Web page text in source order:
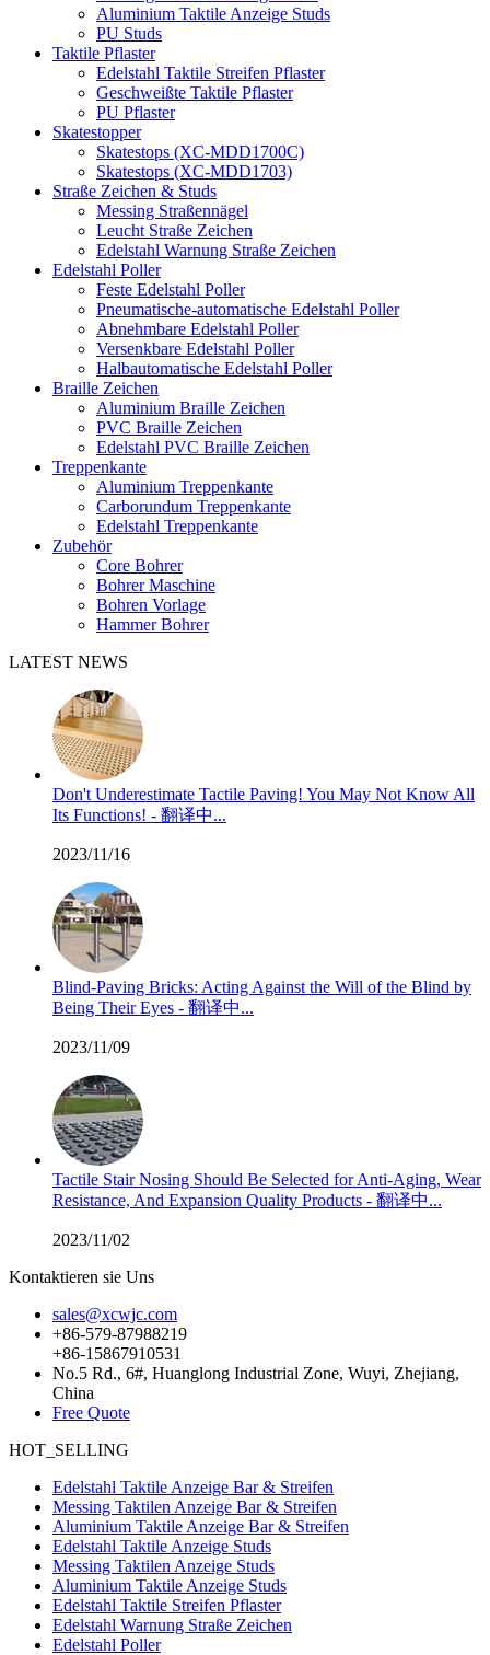
Aluminium Taktile Anzeige Studs
PU Studs
Taktile Pflaster
Edelstahl Taktile Streifen Pflaster
Geschweißte Taktile Pflaster
PU Pflaster
Skatestopper
Skatestops (XC-MDD1700C)
Skatestops (XC-MDD1703)
Straße Zeichen & Studs
Messing Straßennägel
Leucht Straße Zeichen
Edelstahl Warnung Straße Zeichen
Edelstahl Poller
Feste Edelstahl Poller
Pneumatische-automatische Edelstahl Poller
Abnehmbare Edelstahl Poller
Versenkbare Edelstahl Poller
Halbautomatische Edelstahl Poller
Braille Zeichen
Aluminium Braille Zeichen
PVC Braille Zeichen
Edelstahl PVC Braille Zeichen
Treppenkante
Aluminium Treppenkante
Carborundum Treppenkante
Edelstahl Treppenkante
Zubehör
Core Bohrer
Bohrer Maschine
Bohren Vorlage
Hammer Bohrer
LATEST NEWS
Don't Underestimate Tactile Paving! You May Not Know All
Its Functions! - 翻译中...
2023/11/16
Blind-Paving Bricks: Acting Against the Will of the Blind by
Being Their Eyes - 翻译中...
2023/11/09
Tactile Stair Nosing Should Be Selected for Anti-Aging, Wear
Resistance, And Expansion Quality Products - 翻译中...
2023/11/02
Kontaktieren sie Uns
sales@xcwjc.com
+86-579-87988219
+86-15867910531
No.5 Rd., 6#, Huanglong Industrial Zone, Wuyi, Zhejiang,
China
Free Quote
HOT_SELLING
Edelstahl Taktile Anzeige Bar & Streifen
Messing Taktilen Anzeige Bar & Streifen
Aluminium Taktile Anzeige Bar & Streifen
Edelstahl Taktile Anzeige Studs
Messing Taktilen Anzeige Studs
Aluminium Taktile Anzeige Studs
Edelstahl Taktile Streifen Pflaster
Edelstahl Warnung Straße Zeichen
Edelstahl Poller